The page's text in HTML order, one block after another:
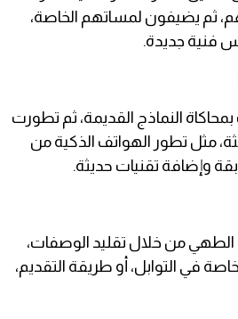
ثم يضيفون لمساتهم الخاصة،
فنية جديدة.
بمحاكاة النماذج القديمة، ثم تطورت
مثل تطور الهواتف الذكية من
وإضافة تقنيات حديثة.
من خلال تقليد الوصفات،
في التوابل، أو طريقة التقديم،